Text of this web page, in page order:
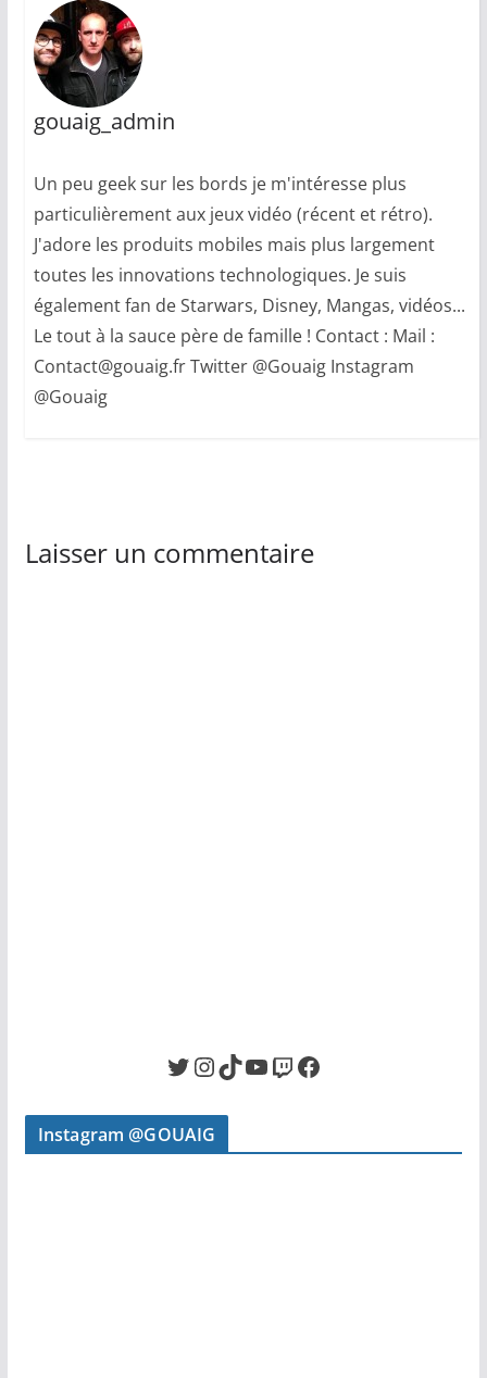
gouaig_admin
Un peu geek sur les bords je m'intéresse plus
particulièrement aux jeux vidéo (récent et rétro).
J'adore les produits mobiles mais plus largement
toutes les innovations technologiques. Je suis
également fan de Starwars, Disney, Mangas, vidéos...
Le tout à la sauce père de famille ! Contact : Mail :
Contact@gouaig.fr Twitter @Gouaig Instagram
@Gouaig
Laisser un commentaire
Twitter InstagramTikTok YouTube Twitch Facebook
Instagram @GOUAIG